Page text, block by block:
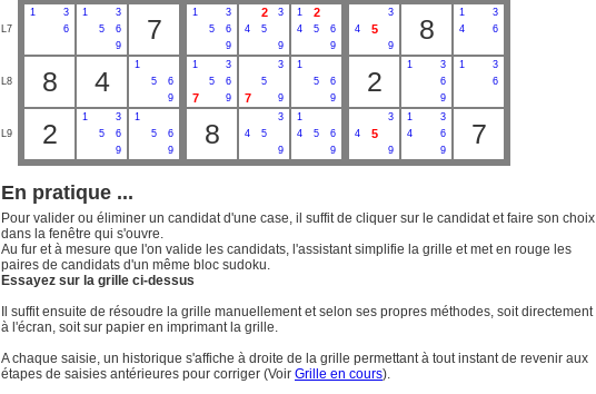
L7
1
3
6
1
3
5
6
9
7
1
3
5
6
9
2
3
4
5
9
1 2
4 5
6
9
3
4
5
9
8
1
3
4
6
L8 8 4
1
5
6
9
1
3
5
6
7 9
3
5
7 9
1
5
6
9
2
1
3
6
9
1
3
6
L9 2
1
3
5
6
9
1
5
6
9
8
3
4
5
9
1
4
5
6
9
3
4
5
9
1
3
4
6
9
7
En pratique ...
Pour valider ou éliminer un candidat d'une case, il suffit de cliquer sur le candidat et faire son choix
dans la fenêtre qui s'ouvre.
Au fur et à mesure que l'on valide les candidats, l'assistant simplifie la grille et met en rouge les
paires de candidats d'un même bloc sudoku.
Essayez sur la grille ci-dessus
Il suffit ensuite de résoudre la grille manuellement et selon ses propres méthodes, soit directement
à l'écran, soit sur papier en imprimant la grille.
A chaque saisie, un historique s'affiche à droite de la grille permettant à tout instant de revenir aux
étapes de saisies antérieures pour corriger (Voir Grille en cours).